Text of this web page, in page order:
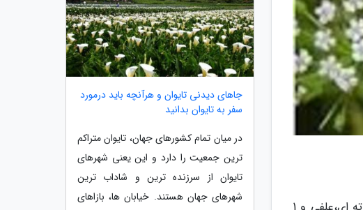
جاهای دیدنی تایوان و هرآنچه باید درمورد
سفر به تایوان بدانید
در میان تمام کشورهای جهان، تایوان متراکم
ترین جمعیت را دارد و این یعنی شهرهای
تایوان از سرزنده ترین و شاداب ترین
شهرهای جهان هستند. خیابان ها، بازاهای